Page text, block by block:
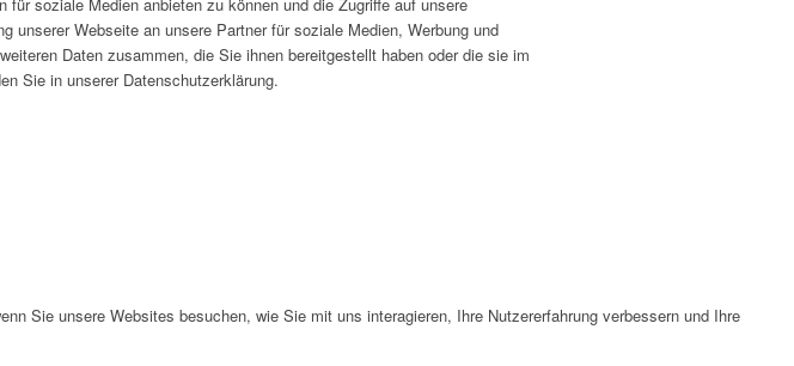
unserer Webseite an unsere Partner für soziale Medien, Werbung und
Daten zusammen, die Sie ihnen bereitgestellt haben oder die sie im
Sie in unserer Datenschutzerklärung.
Sie unsere Websites besuchen, wie Sie mit uns interagieren, Ihre Nutzererfahrung verbessern und Ihre